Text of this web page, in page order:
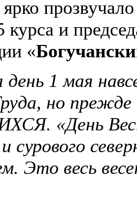
курса и
«
день 1 мая
но
«День
и сурового
Это весь